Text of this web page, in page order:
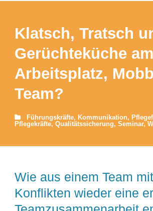
Klatsch, Tratsch
Gerüchteküche am
Arbeitsplatz,
Team?
Führungskräfte, Kommunikation,
Pflegekräfte, Qualitätssicherung, Seminar,
Wie aus einem Team mit
Konflikten wieder eine